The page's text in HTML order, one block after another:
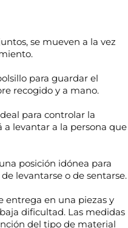
se mueven a la vez
para guardar el
recogido y a mano.
para controlar la
a levantar a la persona que
posición idónea para
levantarse o de sentarse.
entrega en una piezas y
dificultad. Las medidas
del tipo de material